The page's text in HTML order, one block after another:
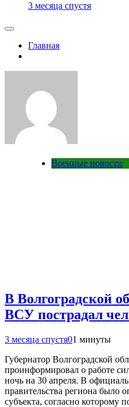
3 месяца спустя
Главная
Военные новости
В Волгоградской
ВСУ пострадал
3 месяца спустя01 минуты
Губернатор Волгоградской
проинформировал о работе
ночь на 30 апреля. В
правительства региона было
субъекта, согласно которому